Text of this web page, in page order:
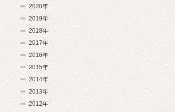
2020年
2019年
2018年
2017年
2016年
2015年
2014年
2013年
2012年